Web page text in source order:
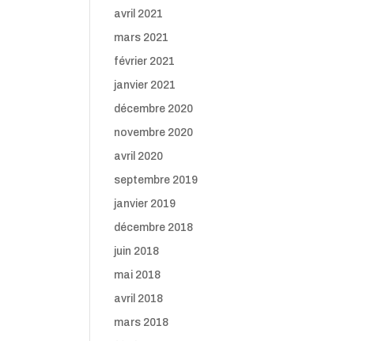
avril 2021
mars 2021
février 2021
janvier 2021
décembre 2020
novembre 2020
avril 2020
septembre 2019
janvier 2019
décembre 2018
juin 2018
mai 2018
avril 2018
mars 2018